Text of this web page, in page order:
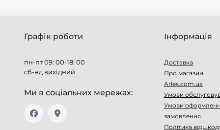
Графік роботи
пн-пт 09: 00-18: 00
сб-нд вихідний
Ми в соціальних мережах:
Інформація
Доставка
Про магазин
Arles.com.ua
Умови
Умови
замовлення
Політика